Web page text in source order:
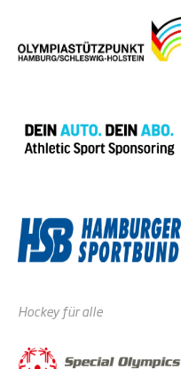
Hockey für alle